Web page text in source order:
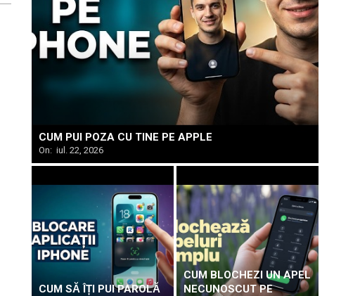
CUM PUI POZA CU TINE PE APPLE
On: iul. 22, 2026
CUM SĂ ÎȚI PUI PAROLĂ
CUM BLOCHEZI UN APEL
NECUNOSCUT PE